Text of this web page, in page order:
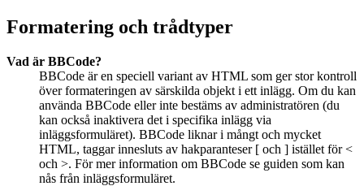
Formatering och trådtyper
Vad är BBCode?
BBCode är en speciell variant av HTML som ger stor kontroll
över formateringen av särskilda objekt i ett inlägg. Om du kan
använda BBCode eller inte bestäms av administratören (du
kan också inaktivera det i specifika inlägg via
inläggsformuläret). BBCode liknar i mångt och mycket
HTML, taggar innesluts av hakparanteser [ och ] istället för <
och >. För mer information om BBCode se guiden som kan
nås från inläggsformuläret.